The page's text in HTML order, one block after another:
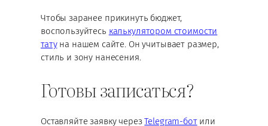
Чтобы заранее прикинуть бюджет,
воспользуйтесь калькулятором стоимости
татуна нашем сайте. Он учитывает размер,
стиль и зону нанесения.
Готовы записаться?
Оставляйте заявку черезTelegram-ботили